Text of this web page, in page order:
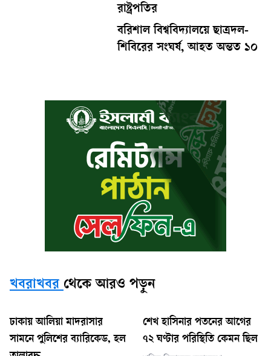
রাষ্ট্রপতির
বরিশাল বিশ্ববিদ্যালয়ে ছাত্রদল-
শিবিরের সংঘর্ষ, আহত অন্তত ১০
খবরাখবর থেকে আরও পড়ুন
ঢাকায় আলিয়া মাদরাসার
সামনে পুলিশের ব্যারিকেড, হল
শেখ হাসিনার পতনের আগের
৭২ ঘণ্টার পরিস্থিতি কেমন ছিল